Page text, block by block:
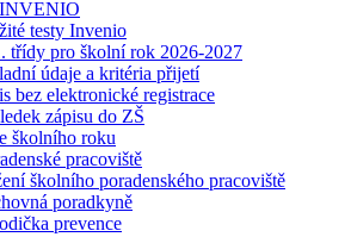
testy Invenio
třídy pro školní rok 2026-2027
údaje a kritéria přijetí
bez elektronické registrace
zápisu do ZŠ
školního roku
pracoviště
školního poradenského pracoviště
poradkyně
prevence